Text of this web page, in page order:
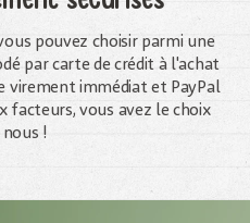
pouvez choisir parmi une
par carte de crédit à l'achat
virement immédiat et PayPal
facteurs, vous avez le choix
nous !